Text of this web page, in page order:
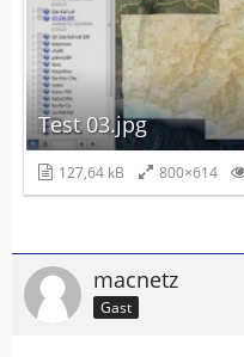
Test 03.jpg
127,64 kB 800×614
macnetz
Gast